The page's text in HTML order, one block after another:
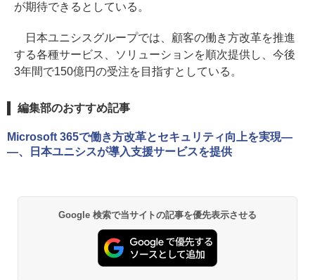
が期待できるとしている。
日本ユニシスグループでは、顧客の働き方改革を推進
する各種サービス、ソリューションを順次提供し、今後
3年間で150億円の受注を目指すとしている。
編集部のおすすめ記事
Microsoft 365で働き方改革とセキュリティ向上を実現―
―、日本ユニシスが導入支援サービスを提供
Google 検索で当サイトの記事を優先表示させる